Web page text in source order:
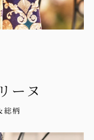
ーヌ
総柄